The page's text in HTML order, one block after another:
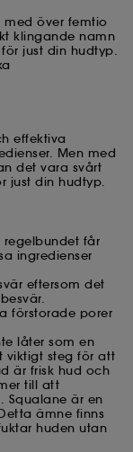
med över femtio
klingande namn
just din hudtyp.
effektiva
Men med
det vara svårt
just din hudtyp.
regelbundet får
ingredienser
eftersom det
förstorade porer
låter som en
viktigt steg för att
är frisk hud och
till att
Squalane är en
ämne finns
huden utan
antalet
surfvanor för
:
deponering
Du
av dessa
alla". Du kan
Om
vi använder,